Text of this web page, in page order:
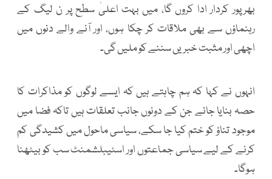
بھرپور کردار ادا کروں گا، میں بہت اعلیٰ سطح پر ن لیگ کے
رہنماؤں سے بھی ملاقات کر چکا ہوں، اور آنے والے دنوں میں
اچھی اور مثبت خبریں سننے کو ملیں گی۔
انہوں نے کہا کہ ہم چاہتے ہیں کہ ایسے لوگوں کو مذاکرات کا
حصہ بنایا جائے جن کے دونوں جانب تعلقات ہیں تاکہ فضا میں
موجود تناؤ کو ختم کیا جا سکے، سیاسی ماحول میں کشیدگی کم
کرنے کے لیے سیاسی جماعتوں اور اسٹیبلشمنٹ سب کو بیٹھنا
ہوگا۔